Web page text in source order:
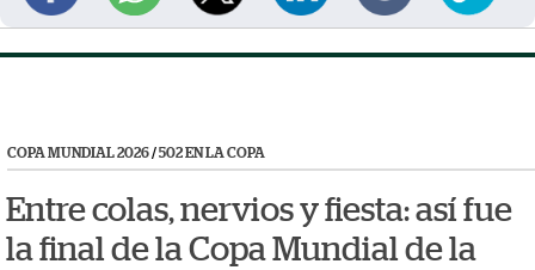
COPA MUNDIAL 2026/502 EN LA COPA
Entre colas, nervios y fiesta: así fue
la final de la Copa Mundial de la